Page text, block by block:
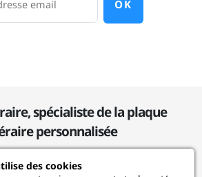
OK
spécialiste de la plaque
personnalisée
des cookies